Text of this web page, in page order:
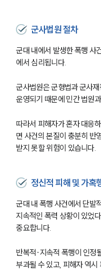
군사법원 절차
군대 내에서 발생한 폭행 사
에서 심리됩니다.
군사법원은 군형법과 군사
운영되기 때문에 민간 법원
따라서 피해자가 혼자 대응
면 사건의 본질이 충분히 반
받지 못할 위험이 있습니다.
정신적 피해 및 가혹
군대 내 폭행 사건에서 단발
지속적인 폭력 상황이 있었
중요합니다.
반복적·지속적 폭행이 인정
부과될 수 있고, 피해자 역